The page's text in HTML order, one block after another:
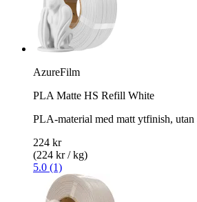
AzureFilm
PLA Matte HS Refill White
PLA-material med matt ytfinish, utan
224 kr
(224 kr / kg)
5.0 (1)